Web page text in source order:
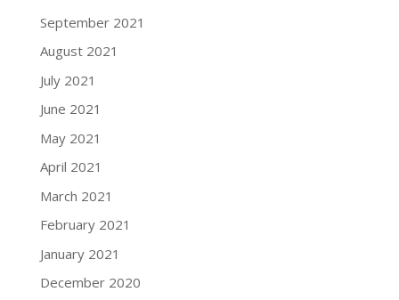
September 2021
August 2021
July 2021
June 2021
May 2021
April 2021
March 2021
February 2021
January 2021
December 2020